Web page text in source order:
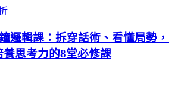
邏輯課：拆穿話術、看懂局勢，
思考力的8堂必修課